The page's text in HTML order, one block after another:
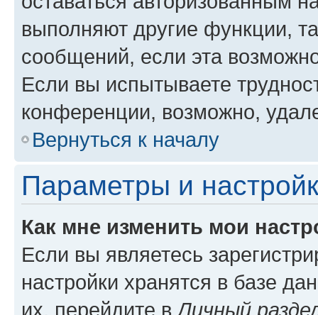
выполняют другие функции,
сообщений, если эта
Если вы испытываете
конференции, возможно,
Вернуться к началу
Параметры и
Как мне изменить мои
Если вы являетесь
настройки хранятся в базе
их, перейдите вЛичный